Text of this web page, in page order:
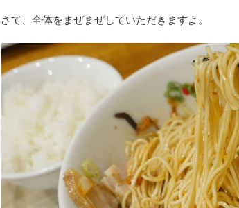
さて、全体をまぜまぜしていただきますよ。